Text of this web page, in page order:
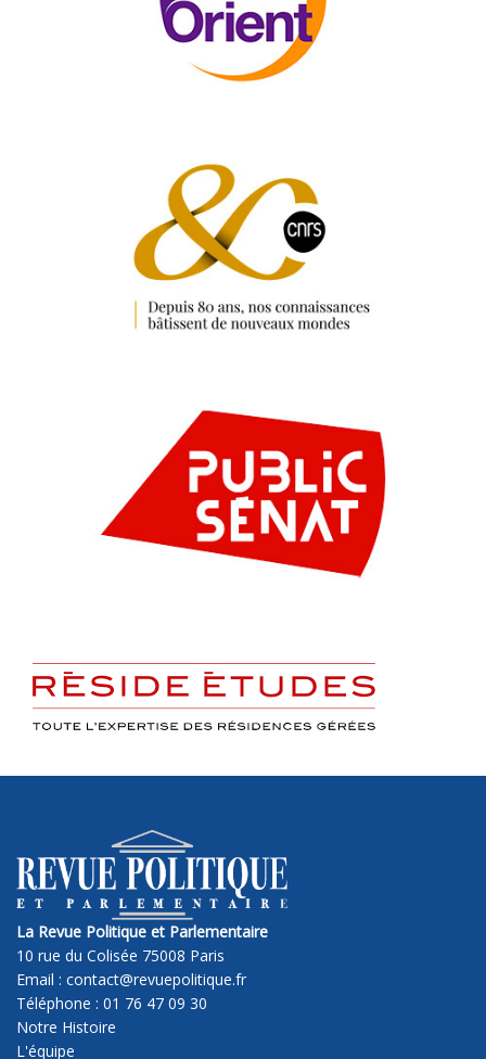
La Revue Politique et Parlementaire
10 rue du Colisée 75008 Paris
Email : contact@revuepolitique.fr
Téléphone : 01 76 47 09 30
Notre Histoire
L'équipe